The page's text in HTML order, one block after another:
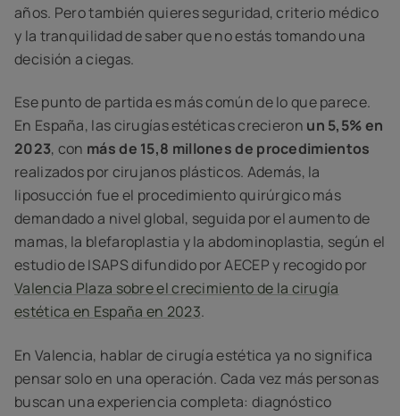
años. Pero también quieres seguridad, criterio médico
y la tranquilidad de saber que no estás tomando una
decisión a ciegas.
Ese punto de partida es más común de lo que parece.
En España, las cirugías estéticas crecieron un 5,5% en
2023, con más de 15,8 millones de procedimientos
realizados por cirujanos plásticos. Además, la
liposucción fue el procedimiento quirúrgico más
demandado a nivel global, seguida por el aumento de
mamas, la blefaroplastia y la abdominoplastia, según el
estudio de ISAPS difundido por AECEP y recogido por
Valencia Plaza sobre el crecimiento de la cirugía
estética en España en 2023.
En Valencia, hablar de cirugía estética ya no significa
pensar solo en una operación. Cada vez más personas
buscan una experiencia completa: diagnóstico